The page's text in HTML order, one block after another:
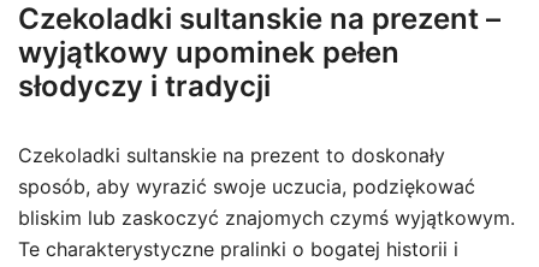
Czekoladki sultanskie na prezent –
wyjątkowy upominek pełen
słodyczy i tradycji
Czekoladki sultanskie na prezent to doskonały
sposób, aby wyrazić swoje uczucia, podziękować
bliskim lub zaskoczyć znajomych czymś wyjątkowym.
Te charakterystyczne pralinki o bogatej historii i